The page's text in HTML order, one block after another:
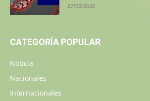
27/03/2020
CATEGORÍA POPULAR
Noticia
Nacionales
Internacionales